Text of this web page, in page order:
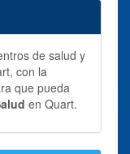
de salud y
con la
que pueda
en Quart.